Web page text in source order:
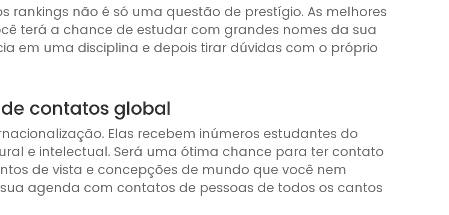
rankings não é só uma questão de prestígio. As melhores
terá a chance de estudar com grandes nomes da sua
em uma disciplina e depois tirar dúvidas com o próprio
contatos global
Elas recebem inúmeros estudantes do
e intelectual. Será uma ótima chance para ter contato
de vista e concepções de mundo que você nem
agenda com contatos de pessoas de todos os cantos